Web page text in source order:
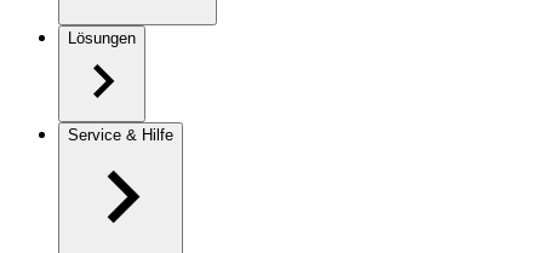
Lösungen
Service & Hilfe